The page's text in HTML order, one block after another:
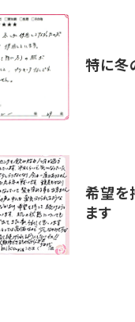
特に冬
希望を
ます